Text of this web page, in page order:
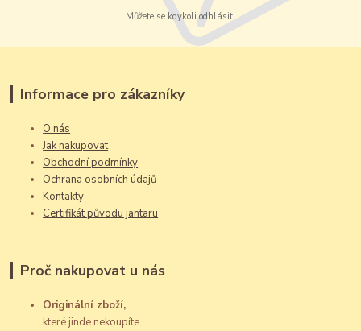
Můžete se kdykoli odhlásit.
Informace pro zákazníky
O nás
Jak nakupovat
Obchodní podmínky
Ochrana osobních údajů
Kontakty
Certifikát původu jantaru
Proč nakupovat u nás
Originální zboží,
které jinde nekoupíte